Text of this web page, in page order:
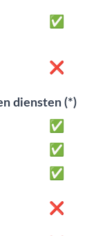
✅
❌
diensten (*)
✅
✅
✅
❌